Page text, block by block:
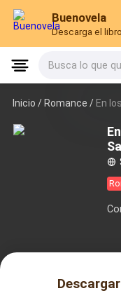
Buenovela
Descarga el
Busca lo que
Inicio /Romance / En